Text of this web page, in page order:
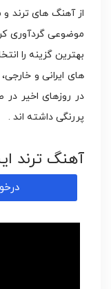
از آهنگ های ترند
موضوعی گردآوری
بهترین گزینه را
های ایرانی و
در روزهای اخیر در
پررنگی داشته اند .
آهنگ ترند